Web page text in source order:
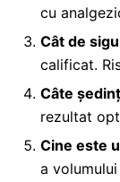
cu
Cât de
calificat.
Câte
rezultat
Cine este
a